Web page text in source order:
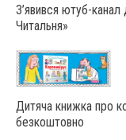
З’явився ютуб-канал
Читальня»
Дитяча книжка про
безкоштовно